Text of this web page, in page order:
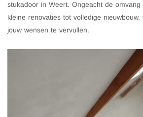
stukadoor in Weert. Ongeacht de
kleine renovaties tot volledige
jouw wensen te vervullen.